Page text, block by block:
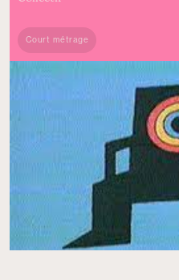
Court métrage